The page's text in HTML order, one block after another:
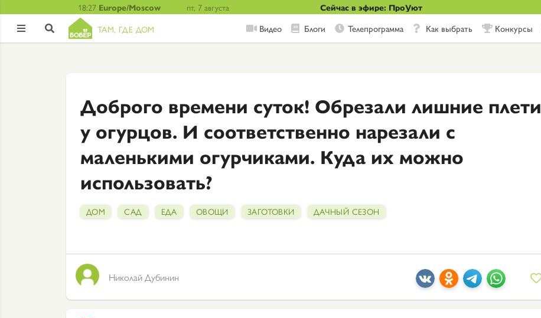
18:27 Europe/Moscow пт, 7 августа Сейчас в эфире: ПроУют
  ТАМ, ГДЕ ДОМ Видео Блоги Телепрограмма Как выбрать Конкурсы
Доброго времени суток! Обрезали лишние плети
у огурцов. И соответственно нарезали с
маленькими огурчиками. Куда их можно
использовать?
ДОМ САД ЕДА ОВОЩИ ЗАГОТОВКИ ДАЧНЫЙ СЕЗОН
Николай Дубинин